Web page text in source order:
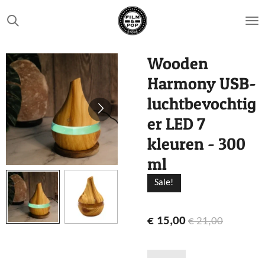
Ga
direct
de
hoofdinhoud
Wooden
Harmony USB-
luchtbevochtig
er LED 7
kleuren - 300
ml
Sale!
€ 15,00 € 21,00